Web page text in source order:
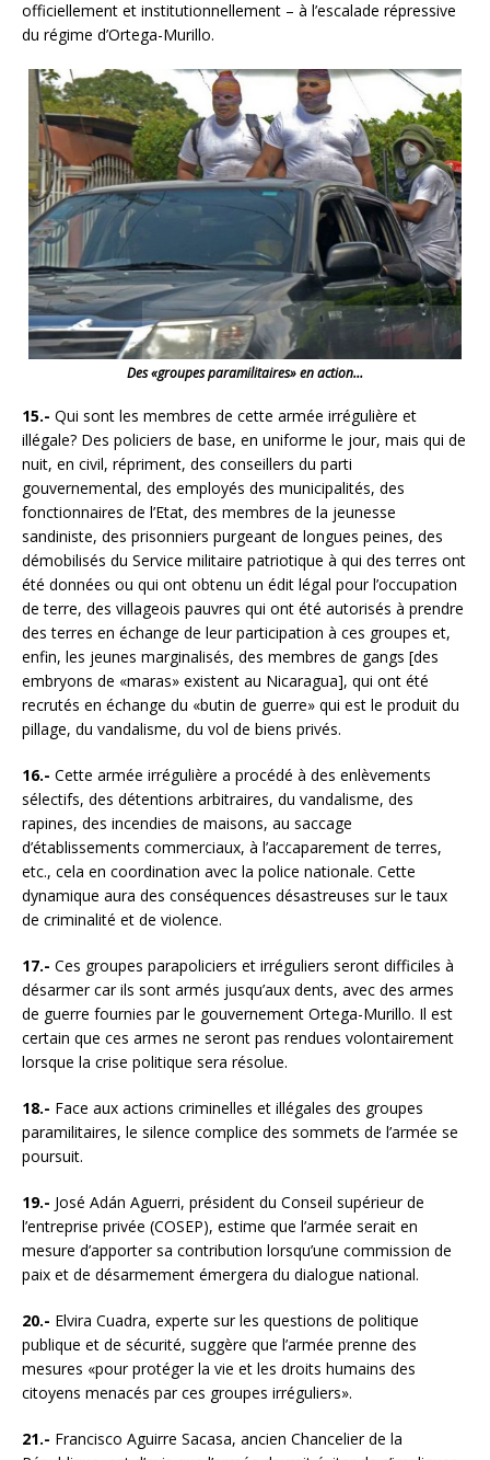
officiellement et institutionnellement – à l’escalade répressive
du régime d’Ortega-Murillo.
Des «groupes paramilitaires» en action…
15.- Qui sont les membres de cette armée irrégulière et
illégale? Des policiers de base, en uniforme le jour, mais qui de
nuit, en civil, répriment, des conseillers du parti
gouvernemental, des employés des municipalités, des
fonctionnaires de l’Etat, des membres de la jeunesse
sandiniste, des prisonniers purgeant de longues peines, des
démobilisés du Service militaire patriotique à qui des terres ont
été données ou qui ont obtenu un édit légal pour l’occupation
de terre, des villageois pauvres qui ont été autorisés à prendre
des terres en échange de leur participation à ces groupes et,
enfin, les jeunes marginalisés, des membres de gangs [des
embryons de «maras» existent au Nicaragua], qui ont été
recrutés en échange du «butin de guerre» qui est le produit du
pillage, du vandalisme, du vol de biens privés.
16.- Cette armée irrégulière a procédé à des enlèvements
sélectifs, des détentions arbitraires, du vandalisme, des
rapines, des incendies de maisons, au saccage
d’établissements commerciaux, à l’accaparement de terres,
etc., cela en coordination avec la police nationale. Cette
dynamique aura des conséquences désastreuses sur le taux
de criminalité et de violence.
17.- Ces groupes parapoliciers et irréguliers seront difficiles à
désarmer car ils sont armés jusqu’aux dents, avec des armes
de guerre fournies par le gouvernement Ortega-Murillo. Il est
certain que ces armes ne seront pas rendues volontairement
lorsque la crise politique sera résolue.
18.- Face aux actions criminelles et illégales des groupes
paramilitaires, le silence complice des sommets de l’armée se
poursuit.
19.- José Adán Aguerri, président du Conseil supérieur de
l’entreprise privée (COSEP), estime que l’armée serait en
mesure d’apporter sa contribution lorsqu’une commission de
paix et de désarmement émergera du dialogue national.
20.- Elvira Cuadra, experte sur les questions de politique
publique et de sécurité, suggère que l’armée prenne des
mesures «pour protéger la vie et les droits humains des
citoyens menacés par ces groupes irréguliers».
21.- Francisco Aguirre Sacasa, ancien Chancelier de la